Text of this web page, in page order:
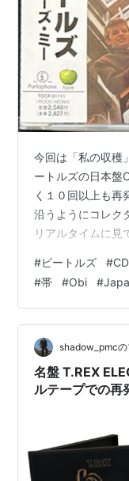
今回は「私の収穫
ートルズの日本盤
く１０回以上も再
沿うようにコレク
リアルタイムに見
だったので当時は
ートルズの販売権
クに移った時に蒐
降、東芝EMI時代
ました。 さてタ
に再発されたのが
#ビートルズ #CD
#帯 #Obi #
shadow_pmc
名盤 T.REX
ルテープでの再